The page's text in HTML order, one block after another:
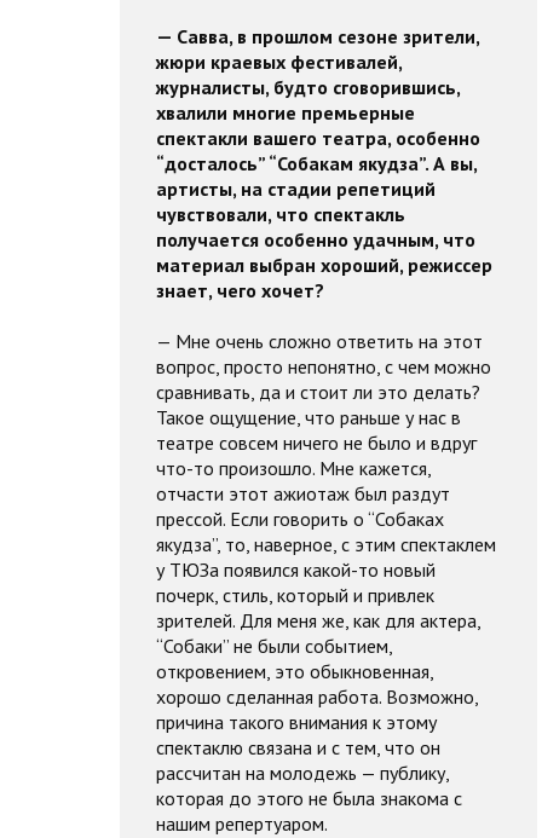
— Савва, в прошлом сезоне зрители,
жюри краевых фестивалей,
журналисты, будто сговорившись,
хвалили многие премьерные
спектакли вашего театра, особенно
“досталось” “Собакам якудза”. А вы,
артисты, на стадии репетиций
чувствовали, что спектакль
получается особенно удачным, что
материал выбран хороший, режиссер
знает, чего хочет?
— Мне очень сложно ответить на этот
вопрос, просто непонятно, с чем можно
сравнивать, да и стоит ли это делать?
Такое ощущение, что раньше у нас в
театре совсем ничего не было и вдруг
что-то произошло. Мне кажется,
отчасти этот ажиотаж был раздут
прессой. Если говорить о “Собаках
якудза”, то, наверное, с этим спектаклем
у ТЮЗа появился какой-то новый
почерк, стиль, который и привлек
зрителей. Для меня же, как для актера,
“Собаки” не были событием,
откровением, это обыкновенная,
хорошо сделанная работа. Возможно,
причина такого внимания к этому
спектаклю связана и с тем, что он
рассчитан на молодежь — публику,
которая до этого не была знакома с
нашим репертуаром.